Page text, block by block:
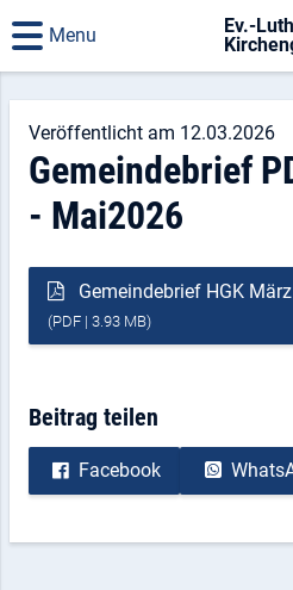
Ev.-
Menu
Veröffentlicht am 12.03.2026
Gemeindebrief
- Mai2026
Gemeindebrief HGK
(PDF | 3.93 MB)
Beitrag teilen
Facebook